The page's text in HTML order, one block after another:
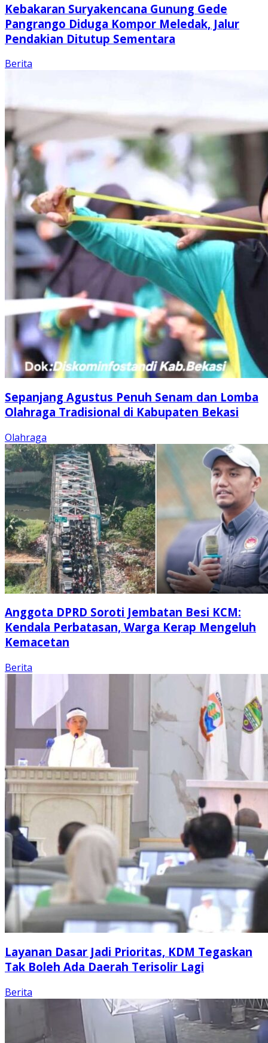
Kebakaran Suryakencana Gunung Gede
Pangrango Diduga Kompor Meledak, Jalur
Pendakian Ditutup Sementara
Berita
Sepanjang Agustus Penuh Senam dan Lomba
Olahraga Tradisional di Kabupaten Bekasi
Olahraga
Anggota DPRD Soroti Jembatan Besi KCM:
Kendala Perbatasan, Warga Kerap Mengeluh
Kemacetan
Berita
Layanan Dasar Jadi Prioritas, KDM Tegaskan
Tak Boleh Ada Daerah Terisolir Lagi
Berita